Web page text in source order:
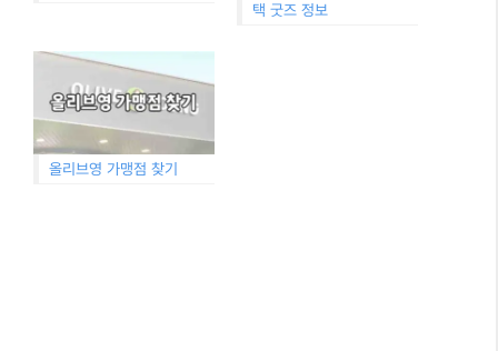
택 굿즈 정보
올리브영 가맹점 찾기